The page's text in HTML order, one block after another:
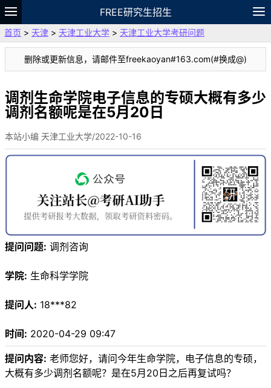
FREE研究生招生
题库
故事 专题 APP 笔记
论坛
VIP
资料
首页 > 天津 > 天津工业大学 > 天津工业大学考研问题
删除或更新信息，请邮件至freekaoyan#163.com(#换成@)
调剂生命学院电子信息的专硕大概有多少
调剂名额呢是在5月20日
本站小编 天津工业大学/2022-10-16
提问问题: 调剂咨询
学院: 生命科学学院
提问人: 18***82
时间: 2020-04-29 09:47
提问内容: 老师您好，请问今年生命学院，电子信息的专硕，
大概有多少调剂名额呢？是在5月20日之后再复试吗？